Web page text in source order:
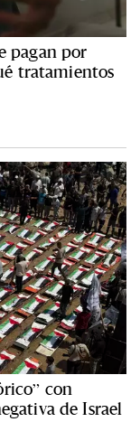
pagan por
tratamientos
con
de Israel